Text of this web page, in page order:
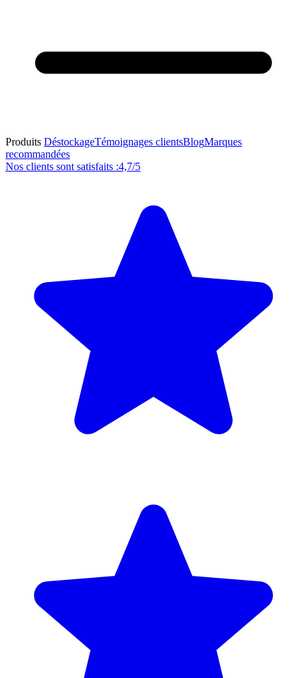
Produits DéstockageTémoignages clientsBlogMarques
recommandées
Nos clients sont satisfaits :4,7/5